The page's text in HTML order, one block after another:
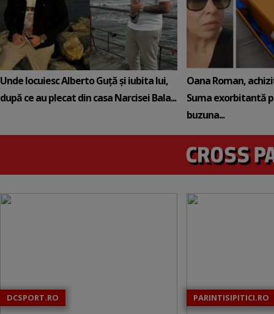
Unde locuiesc Alberto Guță și iubita lui,
după ce au plecat din casa Narcisei Bala...
Oana Roman,
Suma exorbitantă
buzuna...
DCSPORT.RO PARINTISIPITICI.RO